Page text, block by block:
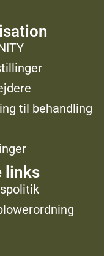
til behandling
links